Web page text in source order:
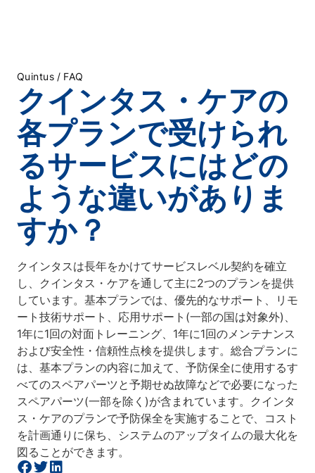
Quintus / FAQ
クインタス・ケアの
各プランで受けられ
るサービスにはどの
ような違いがありま
すか？
クインタスは長年をかけてサービスレベル契約を確立
し、クインタス・ケアを通して主に2つのプランを提供
しています。基本プランでは、優先的なサポート、リモ
ート技術サポート、応用サポート(一部の国は対象外)、
1年に1回の対面トレーニング、1年に1回のメンテナンス
および安全性・信頼性点検を提供します。総合プランに
は、基本プランの内容に加えて、予防保全に使用するす
べてのスペアパーツと予期せぬ故障などで必要になった
スペアパーツ(一部を除く)が含まれています。クインタ
ス・ケアのプランで予防保全を実施することで、コスト
を計画通りに保ち、システムのアップタイムの最大化を
図ることができます。